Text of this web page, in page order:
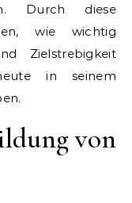
Durch diese
wie wichtig
Zielstrebigkeit
in seinem
von